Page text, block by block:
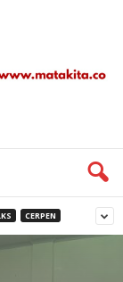
CERPEN